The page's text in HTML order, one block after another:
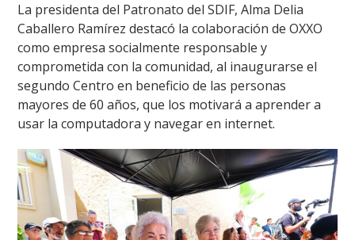
La presidenta del Patronato del SDIF, Alma Delia
Caballero Ramírez destacó la colaboración de OXXO
como empresa socialmente responsable y
comprometida con la comunidad, al inaugurarse el
segundo Centro en beneficio de las personas
mayores de 60 años, que los motivará a aprender a
usar la computadora y navegar en internet.